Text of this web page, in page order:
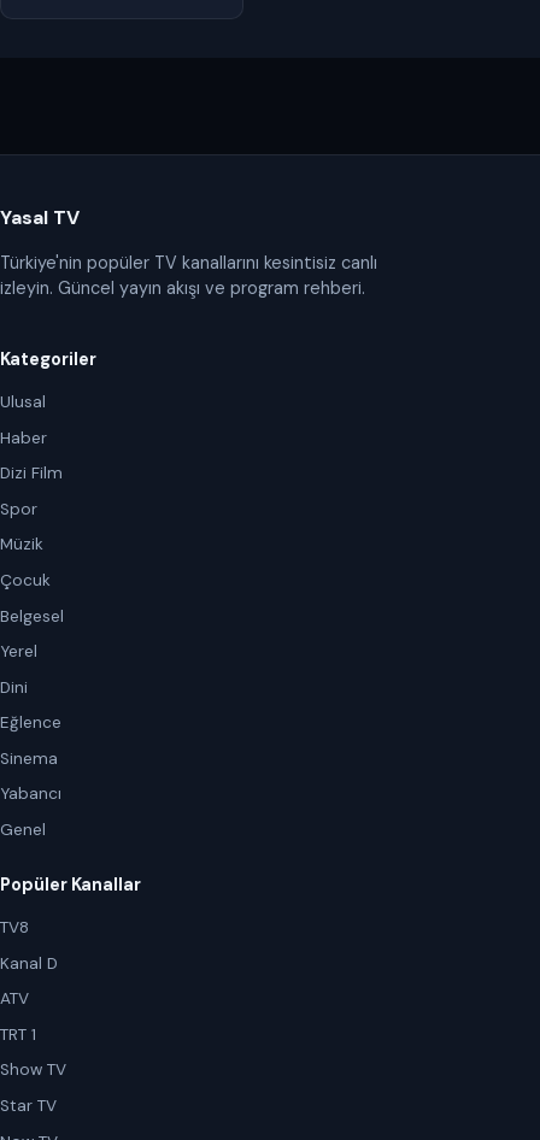
Yasal TV
Türkiye'nin popüler TV kanallarını kesintisiz canlı
izleyin. Güncel yayın akışı ve program rehberi.
Kategoriler
Ulusal
Haber
Dizi Film
Spor
Müzik
Çocuk
Belgesel
Yerel
Dini
Eğlence
Sinema
Yabancı
Genel
Popüler Kanallar
TV8
Kanal D
ATV
TRT 1
Show TV
Star TV